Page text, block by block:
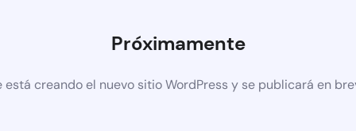
Próximamente
está creando el nuevo sitio WordPress y se publicará en